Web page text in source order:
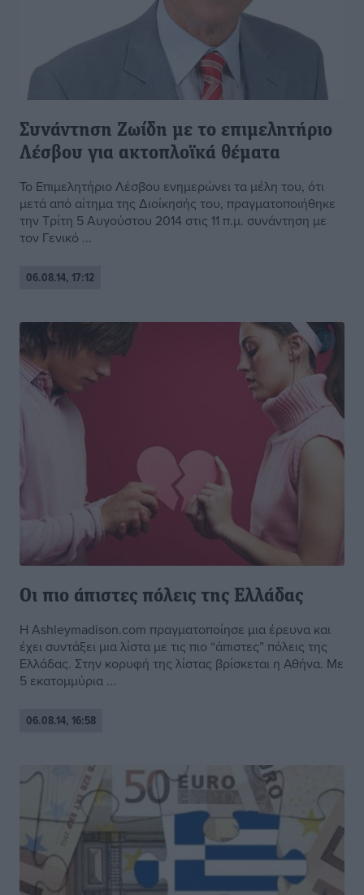
Συνάντηση Ζωίδη με το επιμελητήριο
Λέσβου για ακτοπλοϊκά θέματα
Το Επιμελητήριο Λέσβου ενημερώνει τα μέλη του, ότι
μετά από αίτημα της Διοίκησής του, πραγματοποιήθηκε
την Τρίτη 5 Αυγούστου 2014 στις 11 π.μ. συνάντηση με
τον Γενικό ...
06.08.14, 17:12
Οι πιο άπιστες πόλεις της Ελλάδας
Η Ashleymadison.com πραγματοποίησε μια έρευνα και
έχει συντάξει μια λίστα με τις πιο “άπιστες” πόλεις της
Ελλάδας. Στην κορυφή της λίστας βρίσκεται η Αθήνα. Με
5 εκατομμύρια ...
06.08.14, 16:58